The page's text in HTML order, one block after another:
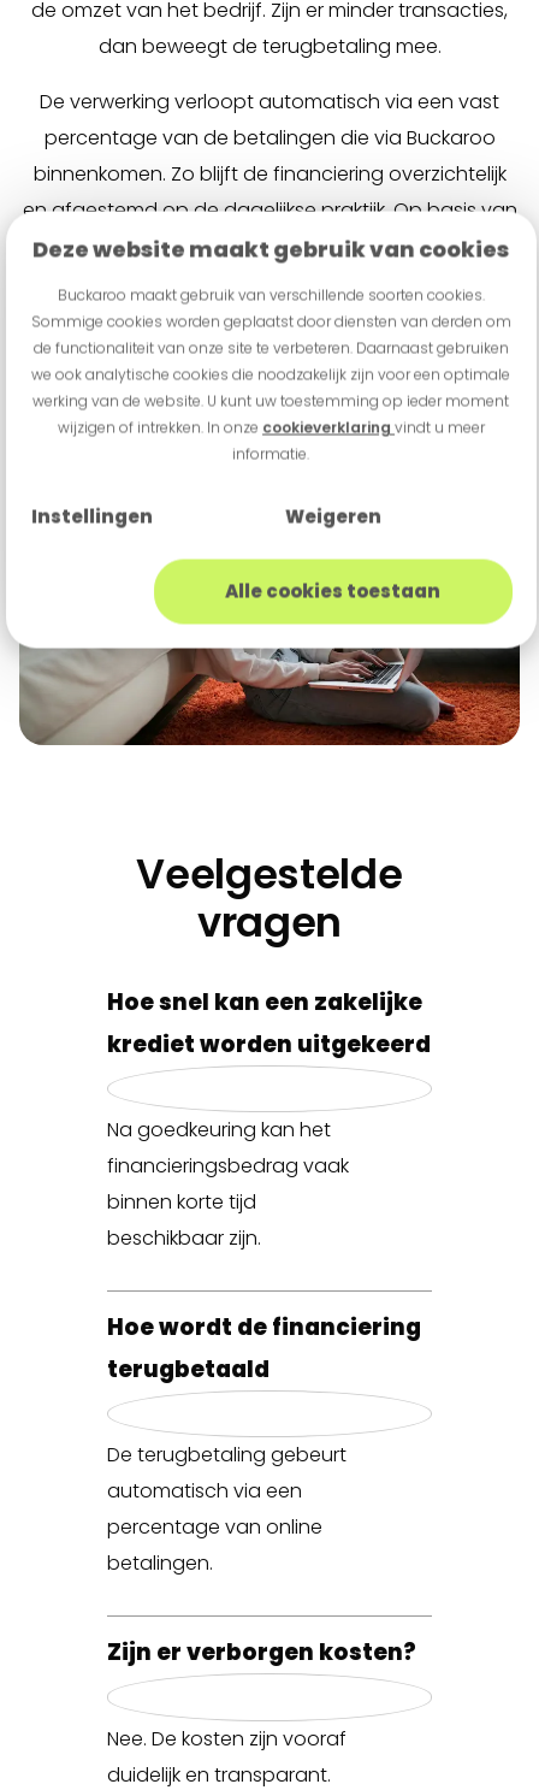
Deze website maakt gebruik van cookies
Buckaroo maakt gebruik van verschillende soorten cookies.
Sommige cookies worden geplaatst door diensten van derden om
de functionaliteit van onze site te verbeteren. Daarnaast gebruiken
we ook analytische cookies die noodzakelijk zijn voor een optimale
werking van de website. U kunt uw toestemming op ieder moment
wijzigen of intrekken. In onze cookieverklaring vindt u meer
informatie.
Instellingen Weigeren
Alle cookies toestaan
de omzet van het bedrijf. Zijn er minder transacties,
dan beweegt de terugbetaling mee.
De verwerking verloopt automatisch via een vast
percentage van de betalingen die via Buckaroo
binnenkomen. Zo blijft de financiering overzichtelijk
en afgestemd op de dagelijkse praktijk. Op basis van
de bestaande betaalstroom kan snel worden
bekeken welk aanbod beschikbaar is.
Vraag een financiering aan
Veelgestelde
vragen
Hoe snel kan een zakelijke
krediet worden uitgekeerd
Na goedkeuring kan het
financieringsbedrag vaak
binnen korte tijd
beschikbaar zijn.
Hoe wordt de financiering
terugbetaald
De terugbetaling gebeurt
automatisch via een
percentage van online
betalingen.
Zijn er verborgen kosten?
Nee. De kosten zijn vooraf
duidelijk en transparant.